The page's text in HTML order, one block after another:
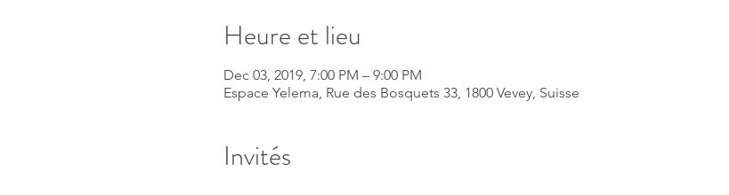
Heure et lieu
Dec 03, 2019, 7:00 PM – 9:00 PM
Espace Yelema, Rue des Bosquets 33, 1800 Vevey, Suisse
Invités